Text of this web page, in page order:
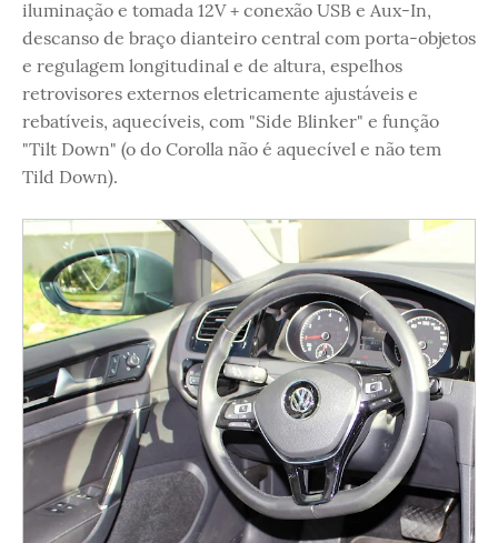
iluminação e tomada 12V + conexão USB e Aux-In,
descanso de braço dianteiro central com porta-objetos
e regulagem longitudinal e de altura, espelhos
retrovisores externos eletricamente ajustáveis e
rebatíveis, aquecíveis, com "Side Blinker" e função
"Tilt Down" (o do Corolla não é aquecível e não tem
Tild Down).